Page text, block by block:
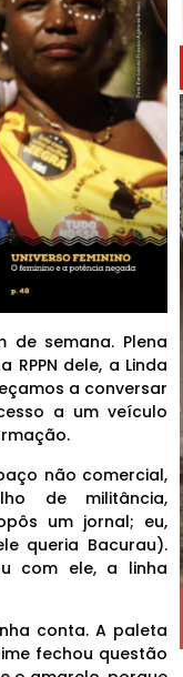
de semana. Plena
dele, a Linda
a conversar
a um veículo
não comercial,
de militância,
um jornal; eu,
queria Bacurau).
com ele, a linha
conta. A paleta
fechou questão